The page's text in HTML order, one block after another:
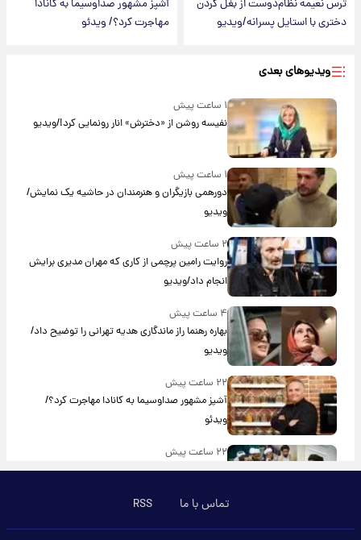
ترس نعیمه نظام‌دوست از بغل کردن
دختری با استایل پسرانه/ویدیو
آشپز مشهور صداوسیما به کانادا
مهاجرت کرد؟/ ویدئو
ویدیوهای بعدی
۱ ساعت پیش
نفیسه روشن از «دخترش» انار رونمایی کرد!/ویدیو
۱ ساعت پیش
دورهمی بازیگران و هنرمندان در حاشیه یک نمایش/
ویدیو
۲ ساعت پیش
روایت رامین پرچمی از کاری که مهران مدیری برایش
انجام داد/ویدیو
۴ ساعت پیش
بهاره رهنما راز ماندگاری هدیه تهرانی را توضیح داد/
ویدیو
۲۲ ساعت پیش
آشپز مشهور صداوسیما به کانادا مهاجرت کرد؟/
ویدئو
۲۲ ساعت پیش
برای اولین بار؛ انتشار تصاویری از رهبر جدید انقلاب/
تماس با ما RSS